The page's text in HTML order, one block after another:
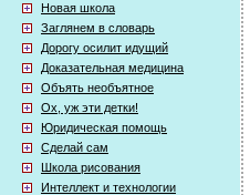
Новая школа
Заглянем в словарь
Дорогу осилит идущий
Доказательная медицина
Объять необъятное
Ох, уж эти детки!
Юридическая помощь
Сделай сам
Школа рисования
Интеллект и технологии